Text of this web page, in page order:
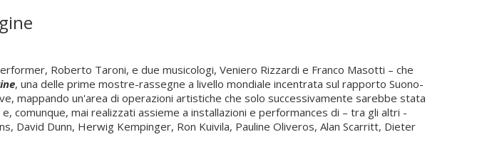
Roberto Taroni, e due musicologi, Veniero Rizzardi e Franco Masotti – che
, una delle prime mostre-rassegne a livello mondiale incentrata sul rapporto Suono-
mappando un'area di operazioni artistiche che solo successivamente sarebbe stata
mai realizzati assieme a installazioni e performances di – tra gli altri -
David Dunn, Herwig Kempinger, Ron Kuivila, Pauline Oliveros, Alan Scarritt, Dieter